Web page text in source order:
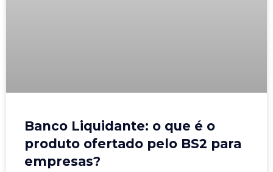
Banco Liquidante: o que é o
produto ofertado pelo BS2 para
empresas?